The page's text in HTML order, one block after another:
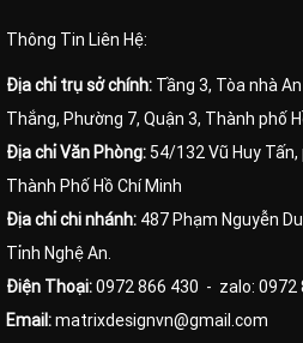
Thông Tin Liên Hệ:
Địa chỉ trụ sở chính: Tầng 3, Tòa nhà
Thắng, Phường 7, Quận 3, Thành phố
Địa chỉ Văn Phòng: 54/132 Vũ Huy
Thành Phố Hồ Chí Minh
Địa chỉ chi nhánh: 487 Phạm Nguyễn
Tỉnh Nghệ An.
Điện Thoại:0972 866 430 - zalo: 0972
Email:matrixdesignvn@gmail.com